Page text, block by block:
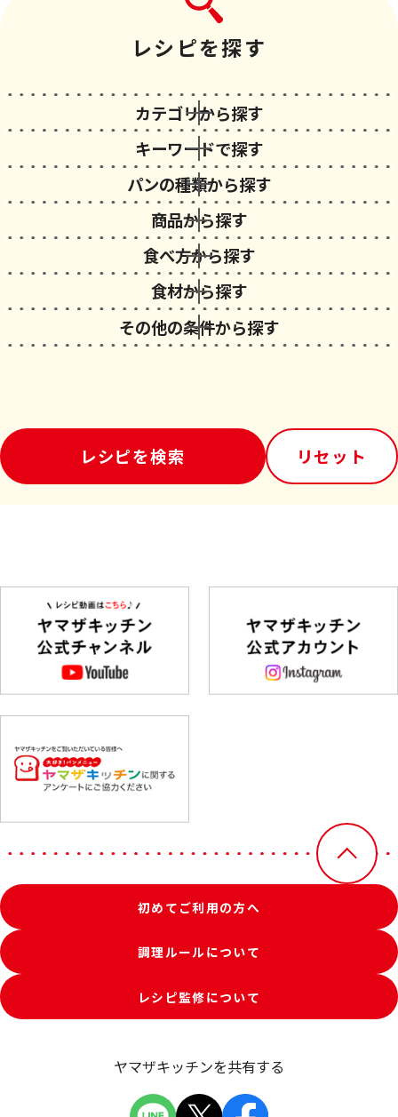
レシピを探す
カテゴリから探す
キーワードで探す
パンの種類から探す
商品から探す
食べ方から探す
食材から探す
その他の条件から探す
レシピを検索 リセット
初めてご利用の方へ
調理ルールについて
レシピ監修について
ヤマザキッチンを共有する